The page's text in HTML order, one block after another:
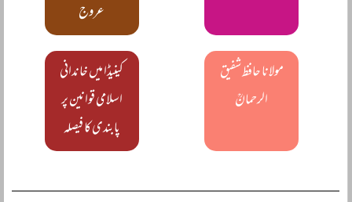
عروج
مولانا حافظ شفیق
الرحمانؒ
کینیڈا میں خاندانی
اسلامی قوانین پر
پابندی کا فیصلہ